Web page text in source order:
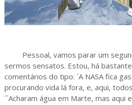
Pessoal, vamos parar um
sermos sensatos. Estou, há
comentários do tipo: ´A NASA fica
procurando vida lá fora, e, aqui,
´´Acharam água em Marte, mas aqui